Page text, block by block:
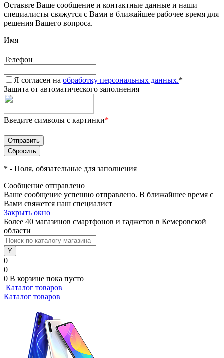
Оставьте Ваше сообщение и контактные данные и наши
специалисты свяжутся с Вами в ближайшее рабочее время для
решения Вашего вопроса.
Имя
Телефон
Я согласен на обработку персональных данных.*
Защита от автоматического заполнения
Введите символы с картинки*
* - Поля, обязательные для заполнения
Сообщение отправлено
Ваше сообщение успешно отправлено. В ближайшее время с
Вами свяжется наш специалист
Закрыть окно
Более 40 магазинов смартфонов и гаджетов в Кемеровской
области
0
0
0 В корзине пока пусто
Каталог товаров
Каталог товаров